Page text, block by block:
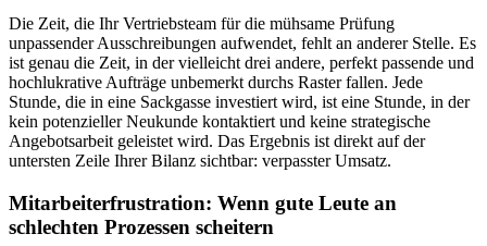
Die Zeit, die Ihr Vertriebsteam für die mühsame Prüfung
unpassender Ausschreibungen aufwendet, fehlt an anderer Stelle. Es
ist genau die Zeit, in der vielleicht drei andere, perfekt passende und
hochlukrative Aufträge unbemerkt durchs Raster fallen. Jede
Stunde, die in eine Sackgasse investiert wird, ist eine Stunde, in der
kein potenzieller Neukunde kontaktiert und keine strategische
Angebotsarbeit geleistet wird. Das Ergebnis ist direkt auf der
untersten Zeile Ihrer Bilanz sichtbar: verpasster Umsatz.
Mitarbeiterfrustration: Wenn gute Leute an
schlechten Prozessen scheitern